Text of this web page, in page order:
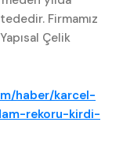
Firmamız
Çelik
haber/karcel-
rekoru-kirdi-